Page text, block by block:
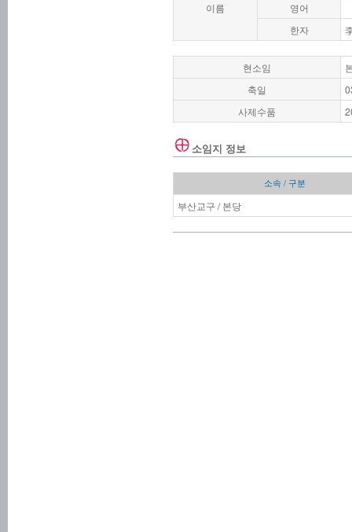
이름
영어
한자
현소임
축일
사제수품
소임지 정보
소속 / 구분
부산교구 / 본당